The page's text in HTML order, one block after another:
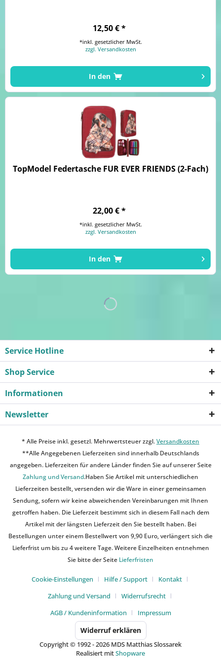
12,50 € *
*inkl. gesetzlicher MwSt.
zzgl. Versandkosten
In den
TopModel Federtasche FUR EVER FRIENDS (2-Fach)
22,00 € *
*inkl. gesetzlicher MwSt.
zzgl. Versandkosten
In den
Service Hotline
Shop Service
Informationen
Newsletter
* Alle Preise inkl. gesetzl. Mehrwertsteuer zzgl.Versandkosten
**Alle Angegebenen Lieferzeiten sind innerhalb Deutschlands
angegeben. Lieferzeiten für andere Länder finden Sie auf unserer Seite
Zahlung und Versand.Haben Sie Artikel mit unterschiedlichen
Lieferzeiten bestellt, versenden wir die Ware in einer gemeinsamen
Sendung, sofern wir keine abweichenden Vereinbarungen mit Ihnen
getroffen haben. Die Lieferzeit bestimmt sich in diesem Fall nach dem
Artikel mit der längsten Lieferzeit den Sie bestellt haben. Bei
Bestellungen unter einem Bestellwert von 9,90 Euro, verlängert sich die
Lieferfrist um bis zu 4 weitere Tage. Weitere Einzelheiten entnehmen
Sie bitte der Seite Lieferfristen
Cookie-Einstellungen Hilfe / Support
Kontakt
Zahlung und Versand
Widerrufsrecht
AGB / Kundeninformation
Impressum
Widerruf erklären
Copyright © 1992 - 2026 MDS Matthias Slossarek
Realisiert mitShopware